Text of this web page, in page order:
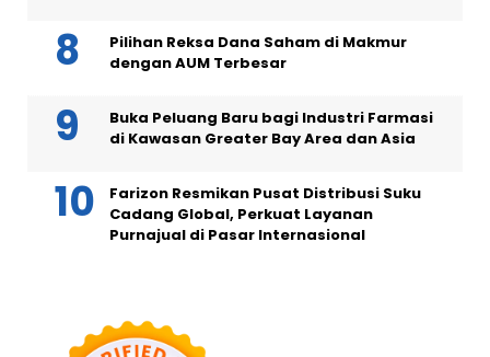
Pilihan Reksa Dana Saham di Makmur
dengan AUM Terbesar
Buka Peluang Baru bagi Industri Farmasi
di Kawasan Greater Bay Area dan Asia
Farizon Resmikan Pusat Distribusi Suku
Cadang Global, Perkuat Layanan
Purnajual di Pasar Internasional